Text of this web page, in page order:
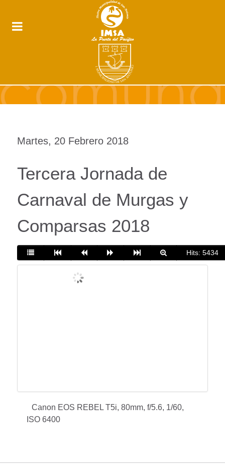
Martes, 20 Febrero 2018
Tercera Jornada de
Carnaval de Murgas y
Comparsas 2018
Hits: 5434
Canon EOS REBEL T5i, 80mm, f/5.6, 1/60,
ISO 6400